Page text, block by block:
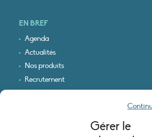
Gérer le
EN BREF
Agenda
Actualités
Nos produits
Recrutement
INFORMATIONS LÉGALES